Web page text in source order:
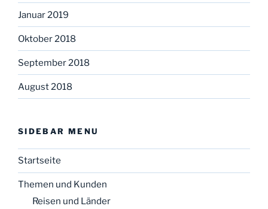
Januar 2019
Oktober 2018
September 2018
August 2018
SIDEBAR MENU
Startseite
Themen und Kunden
Reisen und Länder